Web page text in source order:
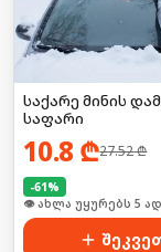
საქარე მინის
საფარი
10.8 ₾27.52₾
-61%
🛒 ბოლო 24სთ-ში